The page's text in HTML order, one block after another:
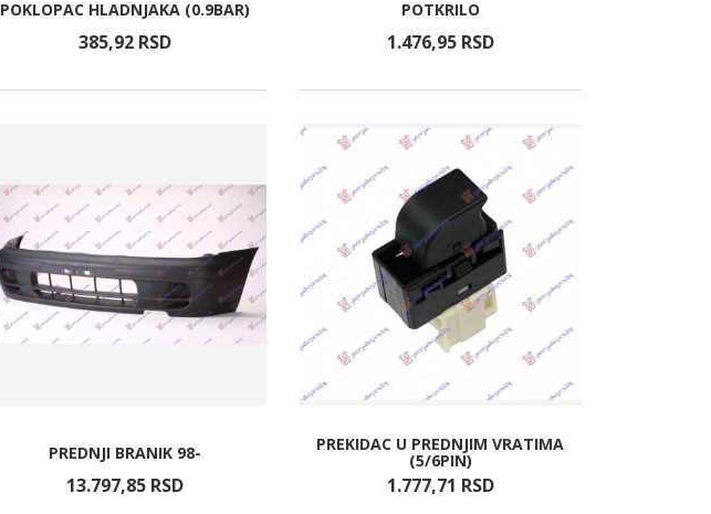
POKLOPAC HLADNJAKA (0.9BAR)
385,92 RSD
POTKRILO
1.476,95 RSD
PREDNJI BRANIK 98-
13.797,85 RSD
PREKIDAC U PREDNJIM VRATIMA
(5/6PIN)
1.777,71 RSD